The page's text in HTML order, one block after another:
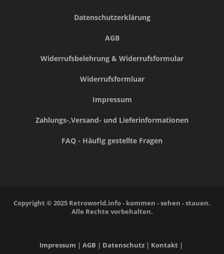
Datenschutzerklärung
AGB
Widerrufsbelehrung & Widerrufsformular
Widerrufsformluar
Impressum
Zahlungs-,Versand- und Lieferinformationen
FAQ - Häufig gestellte Fragen
Copyright © 2025 Retroworld.info - kommen - sehen - stauen.
Alle Rechte vorbehalten.
Impressum | AGB | Datenschutz | Kontakt |